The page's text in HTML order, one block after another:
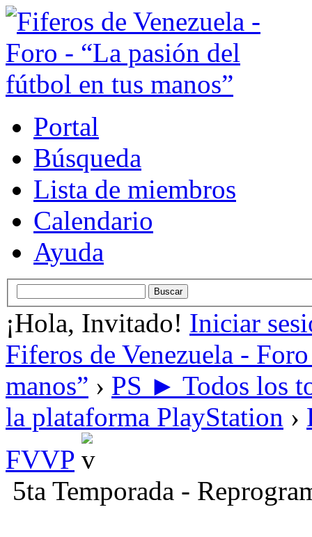
Portal
Búsqueda
Lista de miembros
Calendario
Ayuda
¡Hola, Invitado! Iniciar
Fiferos de Venezuela -
manos” › PS ► Todos los
la plataforma PlayStation ›
FVVP
5ta Temporada -